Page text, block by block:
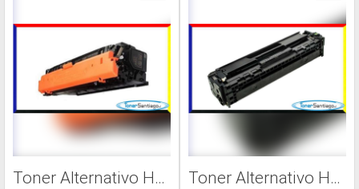
Toner Alternativo Hp 508A, Impresora Láser Toner Alternativo Hp CF411A, Impresora Láser